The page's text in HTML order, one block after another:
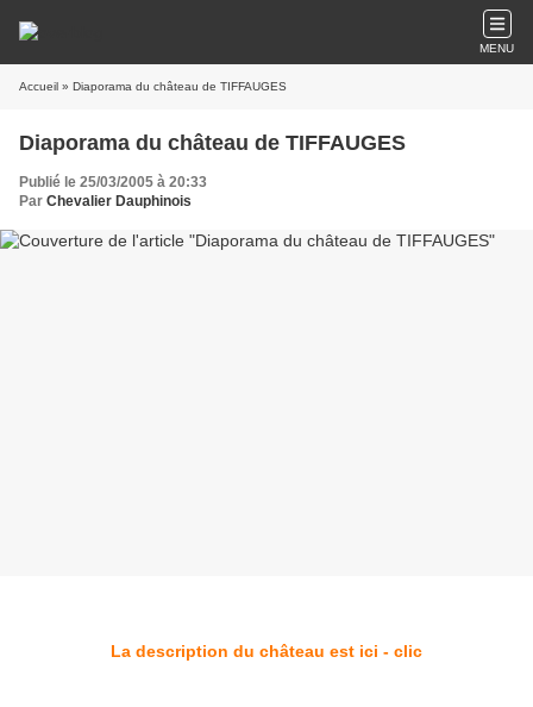
MENU
Accueil » Diaporama du château de TIFFAUGES
Diaporama du château de TIFFAUGES
Publié le 25/03/2005 à 20:33
Par Chevalier Dauphinois
La description du château est ici - clic